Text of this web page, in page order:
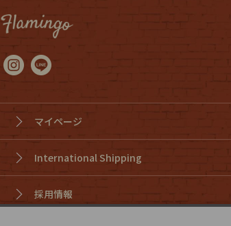
マイページ
International Shipping
採用情報